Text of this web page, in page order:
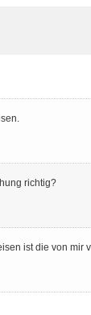
richtig?
ist die von mir